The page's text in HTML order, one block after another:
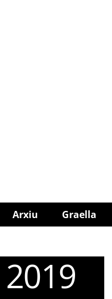
Arxiu Graella
2019